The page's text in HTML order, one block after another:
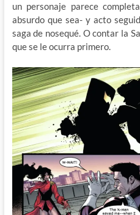
un personaje parece
absurdo que sea- y acto
saga de nosequé. O contar la
que se le ocurra primero.